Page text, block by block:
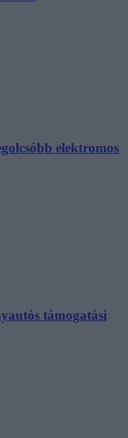
elektromos
támogatási